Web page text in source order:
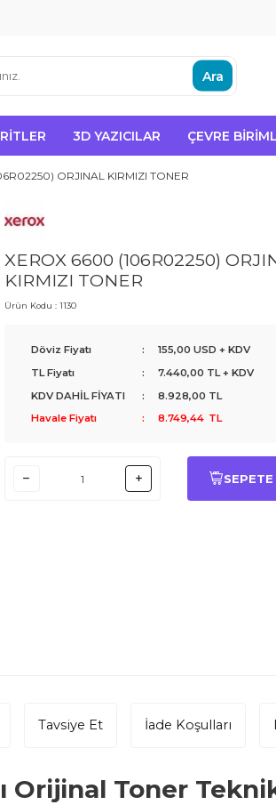
Ara
3D YAZICILAR ÇEVRE
ORJINAL KIRMIZI TONER
XEROX 6600 (106R02250)
KIRMIZI TONER
Ürün Kodu : 1130
Döviz Fiyatı :
155,00 USD + KDV
TL Fiyatı
: 7.440,00 TL + KDV
KDV DAHİL FİYATI
: 8.928,00 TL
Havale Fiyatı
: 8.749,44 TL
SEPETE
Tavsiye Et İade Koşulları
Orijinal Toner